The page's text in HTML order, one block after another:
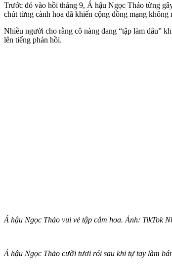
Trước đó vào hồi tháng 9, Á hậu Ngọc Thảo từng
chút từng cành hoa đã khiến cộng đồng mạng không
Nhiều người cho rằng cô nàng đang “tập làm dâu”
lên tiếng phản hồi.
Á hậu Ngọc Thảo vui vẻ tập cắm hoa. Ảnh: TikTok
Á hậu Ngọc Thảo cười tươi rói sau khi tự tay làm